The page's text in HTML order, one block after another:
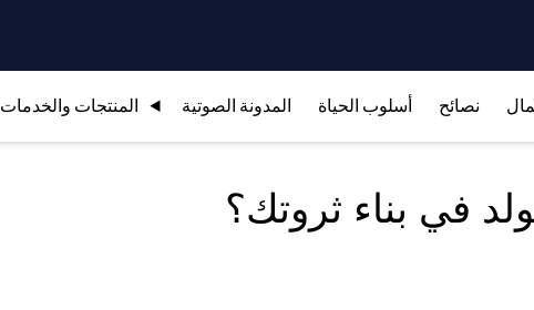
نصائح أسلوب الحياة المدونة الصوتية المنتجات والخدمات
في بناء ثروتك؟